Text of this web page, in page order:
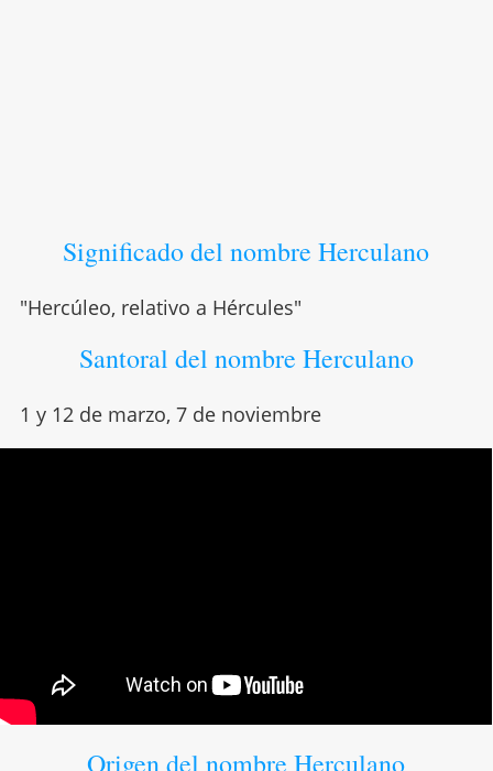
Significado del nombre Herculano
"Hercúleo, relativo a Hércules"
Santoral del nombre Herculano
1 y 12 de marzo, 7 de noviembre
Origen del nombre Herculano